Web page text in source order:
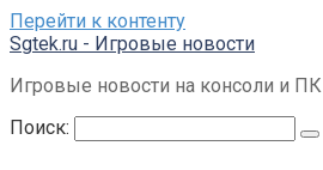
Перейти к контенту
Sgtek.ru - Игровые новости
Игровые новости на консоли и ПК
Поиск: